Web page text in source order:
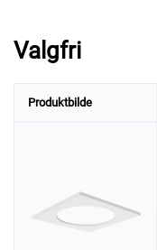
Valgfri
Produktbilde